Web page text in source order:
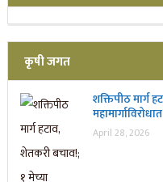
कृषी जगत
शक्तिपीठ मार्ग
April 28, 2026